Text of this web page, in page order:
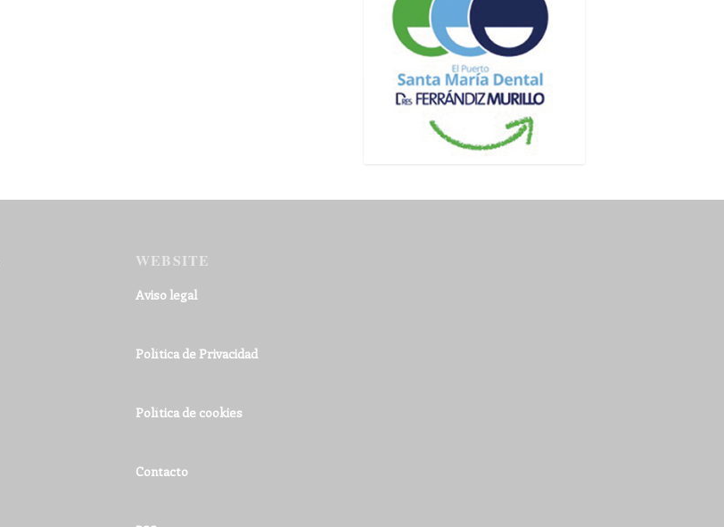
WEBSITE
Aviso legal
Política de Privacidad
Política de cookies
Contacto